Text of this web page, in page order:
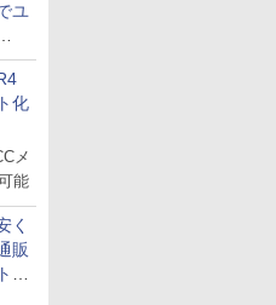
ユ
け
化
メ
能
く
販
名